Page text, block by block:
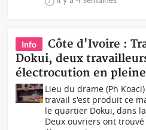
Info
Côte d'Ivoire :
Dokui, deux
électrocution en
Lieu du drame (Ph
travail s'est produit ce
le quartier Dokui, dans
Deux ouvriers ont